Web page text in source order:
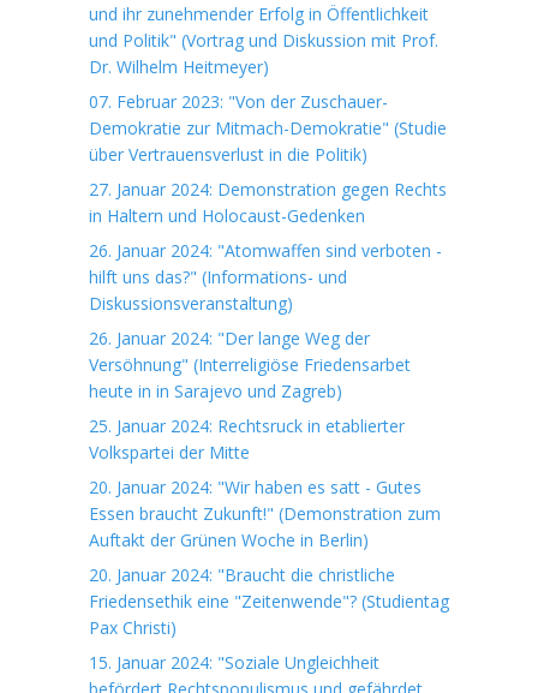
und ihr zunehmender Erfolg in Öffentlichkeit
und Politik" (Vortrag und Diskussion mit Prof.
Dr. Wilhelm Heitmeyer)
07. Februar 2023: "Von der Zuschauer-
Demokratie zur Mitmach-Demokratie" (Studie
über Vertrauensverlust in die Politik)
27. Januar 2024: Demonstration gegen Rechts
in Haltern und Holocaust-Gedenken
26. Januar 2024: "Atomwaffen sind verboten -
hilft uns das?" (Informations- und
Diskussionsveranstaltung)
26. Januar 2024: "Der lange Weg der
Versöhnung" (Interreligiöse Friedensarbet
heute in in Sarajevo und Zagreb)
25. Januar 2024: Rechtsruck in etablierter
Volkspartei der Mitte
20. Januar 2024: "Wir haben es satt - Gutes
Essen braucht Zukunft!" (Demonstration zum
Auftakt der Grünen Woche in Berlin)
20. Januar 2024: "Braucht die christliche
Friedensethik eine "Zeitenwende"? (Studientag
Pax Christi)
15. Januar 2024: "Soziale Ungleichheit